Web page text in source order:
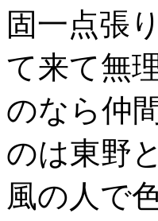
固一点張
て来て無
のなら仲
のは東野
風の人で